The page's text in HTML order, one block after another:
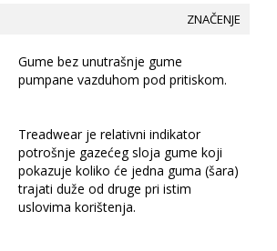
ZNAČENJE
Gume bez unutrašnje gume
pumpane vazduhom pod pritiskom.
Treadwear je relativni indikator
potrošnje gazećeg sloja gume koji
pokazuje koliko će jedna guma (šara)
trajati duže od druge pri istim
uslovima korištenja.